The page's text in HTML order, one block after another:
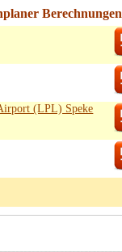
Berechnungen
(LPL) Speke